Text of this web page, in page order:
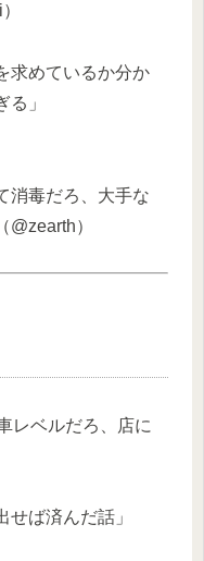
求めているか分か
」
消毒だろ、大手な
）
レベルだろ、店に
せば済んだ話」